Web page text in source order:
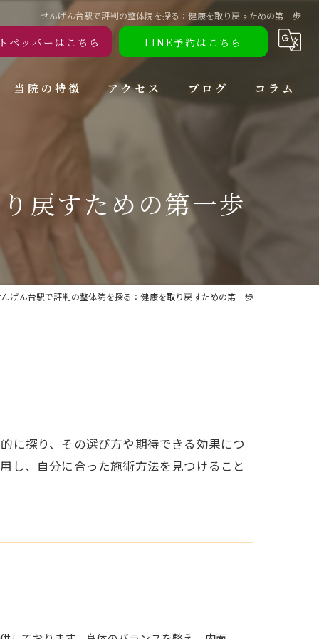
せんげん台駅で評判の整体院を探る：健康を取り戻すための第一歩
ペッパーはこちら LINE予約はこちら
当院の特徴
頭痛
アクセス ブログ コラム
戻すための第一歩
げん台駅で評判の整体院を探る：健康を取り戻すための第一歩
に探り、その選び方や期待できる効果につ
し、自分に合った施術方法を見つけること